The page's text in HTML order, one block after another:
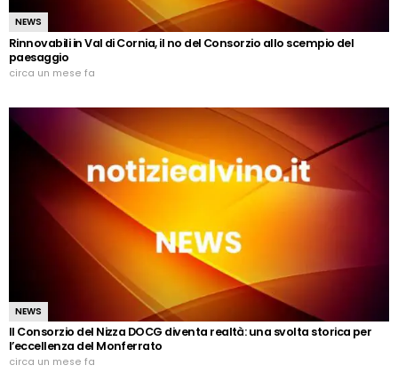
NEWS
Rinnovabili in Val di Cornia, il no del Consorzio allo scempio del
paesaggio
circa un mese fa
NEWS
Il Consorzio del Nizza DOCG diventa realtà: una svolta storica per
l’eccellenza del Monferrato
circa un mese fa